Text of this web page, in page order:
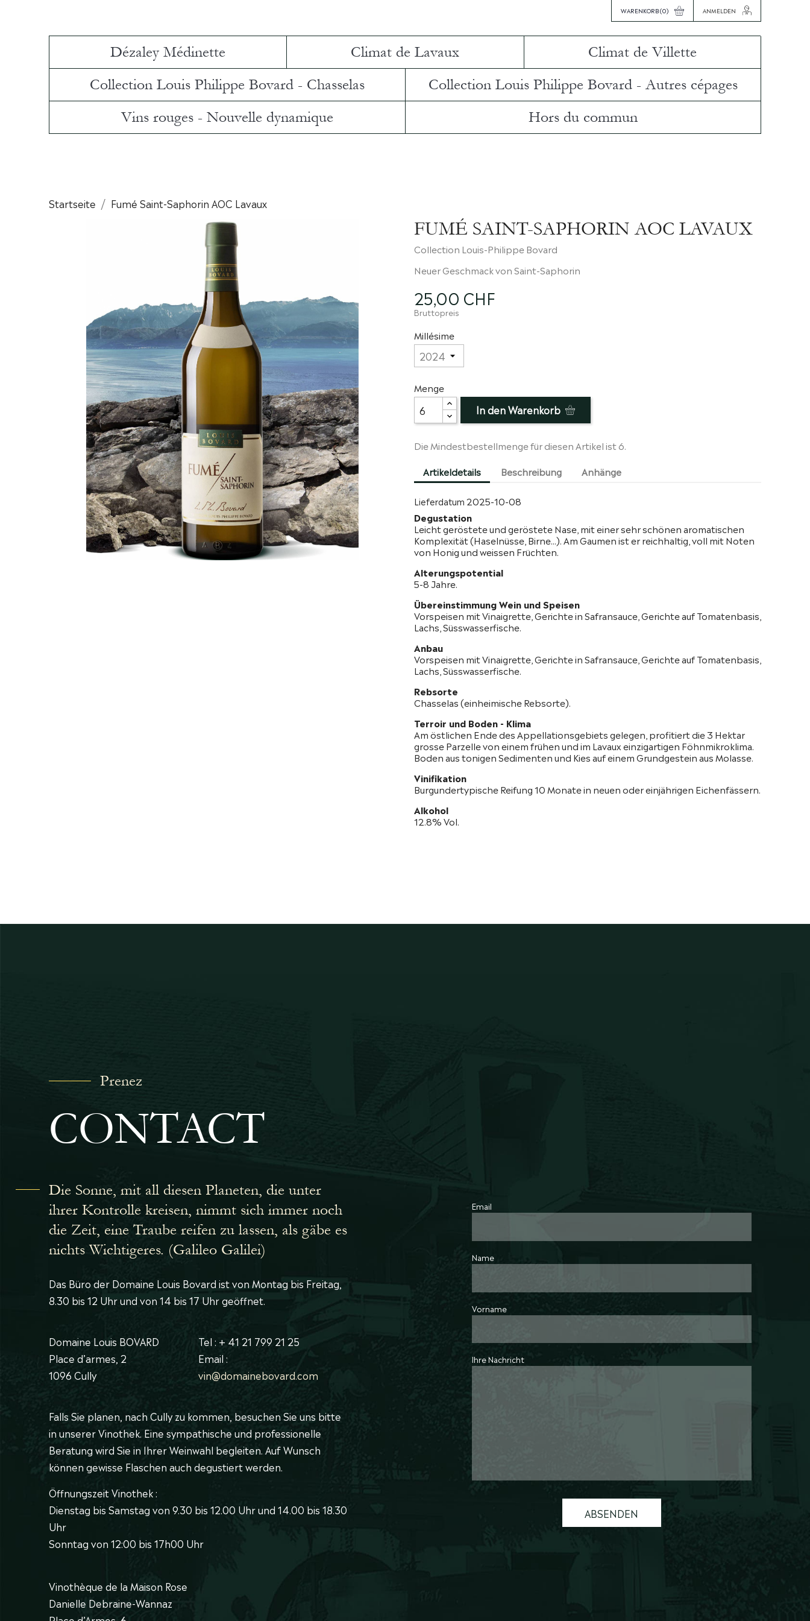
WARENKORB(0) ANMELDEN
Dézaley Médinette Climat de Lavaux
Climat de Villette
Collection Louis Philippe Bovard - Chasselas
Collection Louis Philippe Bovard - Autres cépages
Vins rouges - Nouvelle dynamique
Hors du commun
Startseite Fumé Saint-Saphorin AOC Lavaux
FUMÉ SAINT-SAPHORIN AOC LAVAUX
Collection Louis-Philippe Bovard
Neuer Geschmack von Saint-Saphorin
25,00 CHF
Bruttopreis
Millésime
Menge
In den Warenkorb
Die Mindestbestellmenge für diesen Artikel ist 6.
Artikeldetails
Beschreibung Anhänge
Lieferdatum2025-10-08
Degustation
Leicht geröstete und geröstete Nase, mit einer sehr schönen aromatischen
Komplexität (Haselnüsse, Birne...). Am Gaumen ist er reichhaltig, voll mit Noten
von Honig und weissen Früchten.
Alterungspotential
5-8 Jahre.
Übereinstimmung Wein und Speisen
Vorspeisen mit Vinaigrette, Gerichte in Safransauce, Gerichte auf Tomatenbasis,
Lachs, Süsswasserfische.
Anbau
Vorspeisen mit Vinaigrette, Gerichte in Safransauce, Gerichte auf Tomatenbasis,
Lachs, Süsswasserfische.
Rebsorte
Chasselas (einheimische Rebsorte).
Terroir und Boden - Klima
Am östlichen Ende des Appellationsgebiets gelegen, profitiert die 3 Hektar
grosse Parzelle von einem frühen und im Lavaux einzigartigen Föhnmikroklima.
Boden aus tonigen Sedimenten und Kies auf einem Grundgestein aus Molasse.
Vinifikation
Burgundertypische Reifung 10 Monate in neuen oder einjährigen Eichenfässern.
Alkohol
12.8% Vol.
Prenez
CONTACT
Die Sonne, mit all diesen Planeten, die unter
ihrer Kontrolle kreisen, nimmt sich immer noch
die Zeit, eine Traube reifen zu lassen, als gäbe es
nichts Wichtigeres. (Galileo Galilei)
Das Büro der Domaine Louis Bovard ist von Montag bis Freitag,
8.30 bis 12 Uhr und von 14 bis 17 Uhr geöffnet.
Domaine Louis BOVARD
Place d’armes, 2
1096 Cully
Tel : + 41 21 799 21 25
Email :
vin@domainebovard.com
Falls Sie planen, nach Cully zu kommen, besuchen Sie uns bitte
in unserer Vinothek. Eine sympathische und professionelle
Beratung wird Sie in Ihrer Weinwahl begleiten. Auf Wunsch
können gewisse Flaschen auch degustiert werden.
Öffnungszeit Vinothek :
Dienstag bis Samstag von 9.30 bis 12.00 Uhr und 14.00 bis 18.30
Uhr
Sonntag von 12:00 bis 17h00 Uhr
Vinothèque de la Maison Rose
Danielle Debraine-Wannaz
Email
Name
Vorname
Ihre Nachricht